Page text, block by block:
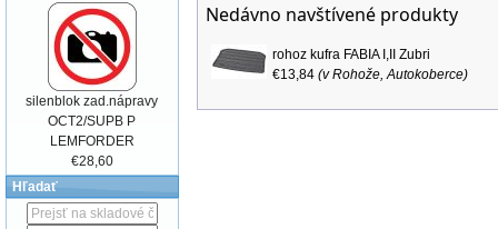
Nedávno navštívené produkty
rohoz kufra FABIA I,II Zubri
€13,84 (vRohože, Autokoberce)
silenblok zad.nápravy
OCT2/SUPB P
LEMFORDER
€28,60
Hľadať